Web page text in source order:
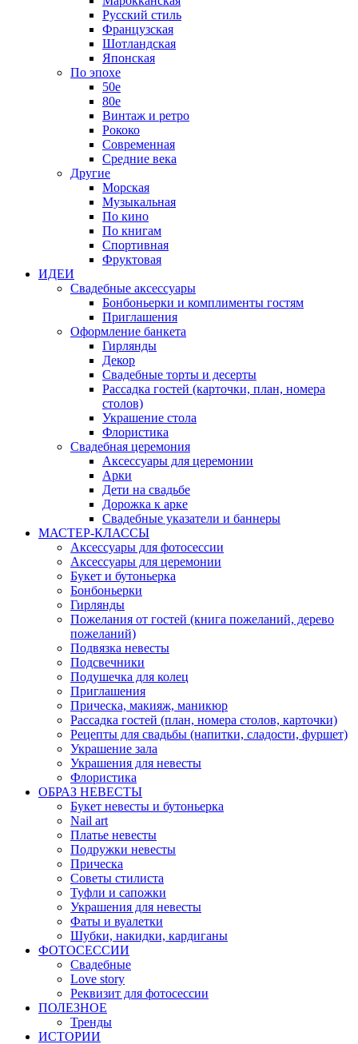
Русский стиль
Французская
Шотландская
Японская
По эпохе
50е
80е
Винтаж и ретро
Рококо
Современная
Средние века
Другие
Морская
Музыкальная
По кино
По книгам
Спортивная
Фруктовая
ИДЕИ
Свадебные аксессуары
Бонбоньерки и комплименты гостям
Приглашения
Оформление банкета
Гирлянды
Декор
Свадебные торты и десерты
Рассадка гостей (карточки, план, номера
столов)
Украшение стола
Флористика
Свадебная церемония
Аксессуары для церемонии
Арки
Дети на свадьбе
Дорожка к арке
Свадебные указатели и баннеры
МАСТЕР-КЛАССЫ
Аксессуары для фотосессии
Аксессуары для церемонии
Букет и бутоньерка
Бонбоньерки
Гирлянды
Пожелания от гостей (книга пожеланий, дерево
пожеланий)
Подвязка невесты
Подсвечники
Подушечка для колец
Приглашения
Прическа, макияж, маникюр
Рассадка гостей (план, номера столов, карточки)
Рецепты для свадьбы (напитки, сладости, фуршет)
Украшение зала
Украшения для невесты
Флористика
ОБРАЗ НЕВЕСТЫ
Букет невесты и бутоньерка
Nail art
Платье невесты
Подружки невесты
Прическа
Советы стилиста
Туфли и сапожки
Украшения для невесты
Фаты и вуалетки
Шубки, накидки, кардиганы
ФОТОСЕССИИ
Свадебные
Love story
Реквизит для фотосессии
ПОЛЕЗНОЕ
Тренды
ИСТОРИИ